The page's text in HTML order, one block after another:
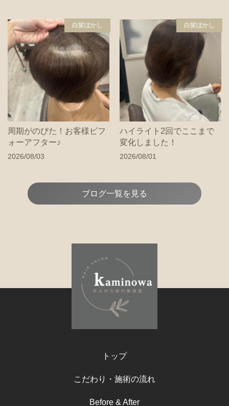
白髪ぼかし
周期がのびた！お客様ビフ
ォーアフター♪
2026/08/03
白髪ぼかし
ハイライト2回でここまで
変化しました！
2026/08/01
ブログ一覧を見る
トップ
こだわり・施術の流れ
Before & After